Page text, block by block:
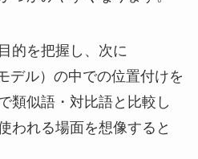
的を把握し、次に
デル）の中での位置付けを
類似語・対比語と比較し
われる場面を想像すると